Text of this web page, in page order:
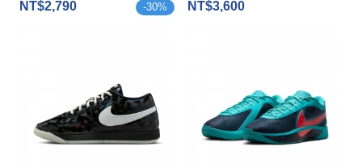
NT$2,790
-30%
NT$3,600